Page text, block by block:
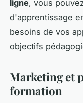
ligne, vous
d'apprentissage
besoins de vos
objectifs
Marketing et
formation